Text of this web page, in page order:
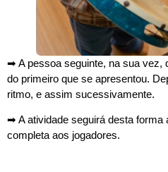
➡︎ A pessoa seguinte, na sua vez,
do primeiro que se apresentou.
ritmo, e assim sucessivamente.
➡︎ A atividade seguirá desta forma
completa aos jogadores.